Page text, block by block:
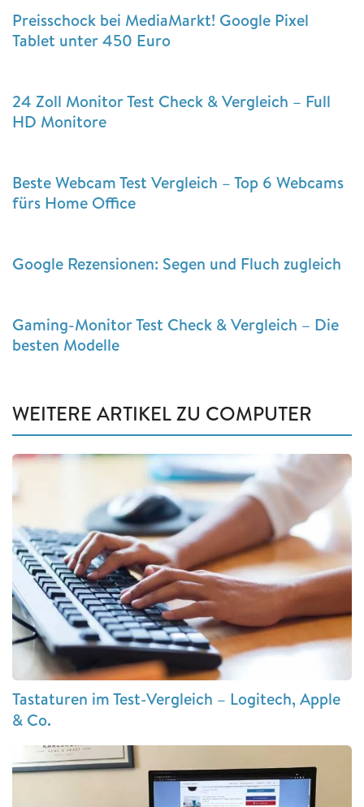
Preisschock bei MediaMarkt! Google Pixel
Tablet unter 450 Euro
24 Zoll Monitor Test Check & Vergleich – Full
HD Monitore
Beste Webcam Test Vergleich – Top 6 Webcams
fürs Home Office
Google Rezensionen: Segen und Fluch zugleich
Gaming-Monitor Test Check & Vergleich – Die
besten Modelle
WEITERE ARTIKEL ZU COMPUTER
Tastaturen im Test-Vergleich – Logitech, Apple
& Co.